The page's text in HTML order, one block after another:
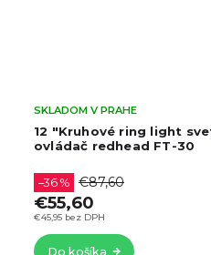
light svetlo (30cm) + statív a
FT-30